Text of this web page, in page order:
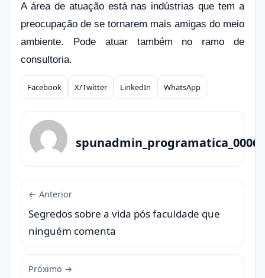
A área de atuação está nas indústrias que tem a
preocupação de se tornarem mais amigas do meio
ambiente. Pode atuar também no ramo de
consultoria.
Compartilhar
Facebook X/Twitter LinkedIn WhatsApp
spunadmin_programatica_0006
← Anterior
Segredos sobre a vida pós faculdade que
ninguém comenta
Próximo →